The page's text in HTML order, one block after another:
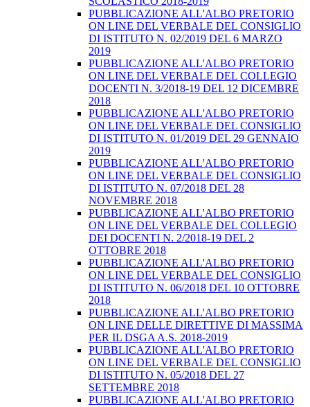
PUBBLICAZIONE ALL'ALBO PRETORIO
ON LINE DEL VERBALE DEL CONSIGLIO
DI ISTITUTO N. 02/2019 DEL 6 MARZO
2019
PUBBLICAZIONE ALL'ALBO PRETORIO
ON LINE DEL VERBALE DEL COLLEGIO
DOCENTI N. 3/2018-19 DEL 12 DICEMBRE
2018
PUBBLICAZIONE ALL'ALBO PRETORIO
ON LINE DEL VERBALE DEL CONSIGLIO
DI ISTITUTO N. 01/2019 DEL 29 GENNAIO
2019
PUBBLICAZIONE ALL'ALBO PRETORIO
ON LINE DEL VERBALE DEL CONSIGLIO
DI ISTITUTO N. 07/2018 DEL 28
NOVEMBRE 2018
PUBBLICAZIONE ALL'ALBO PRETORIO
ON LINE DEL VERBALE DEL COLLEGIO
DEI DOCENTI N. 2/2018-19 DEL 2
OTTOBRE 2018
PUBBLICAZIONE ALL'ALBO PRETORIO
ON LINE DEL VERBALE DEL CONSIGLIO
DI ISTITUTO N. 06/2018 DEL 10 OTTOBRE
2018
PUBBLICAZIONE ALL'ALBO PRETORIO
ON LINE DELLE DIRETTIVE DI MASSIMA
PER IL DSGA A.S. 2018-2019
PUBBLICAZIONE ALL'ALBO PRETORIO
ON LINE DEL VERBALE DEL CONSIGLIO
DI ISTITUTO N. 05/2018 DEL 27
SETTEMBRE 2018
PUBBLICAZIONE ALL'ALBO PRETORIO